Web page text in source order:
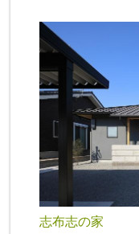
志布志の家